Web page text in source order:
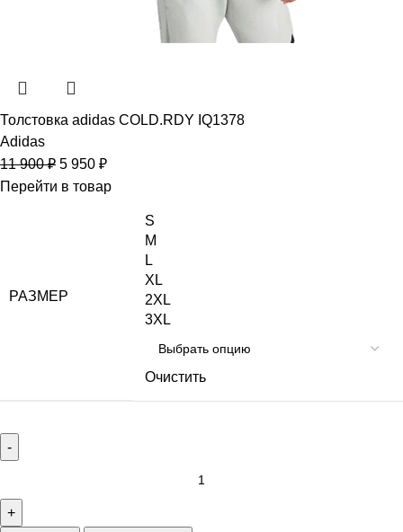
Толстовка adidas COLD.RDY IQ1378
Adidas
11 900₽ 5 950 ₽
Перейти в товар
РАЗМЕР
S
M
L
XL
2XL
3XL
Очистить